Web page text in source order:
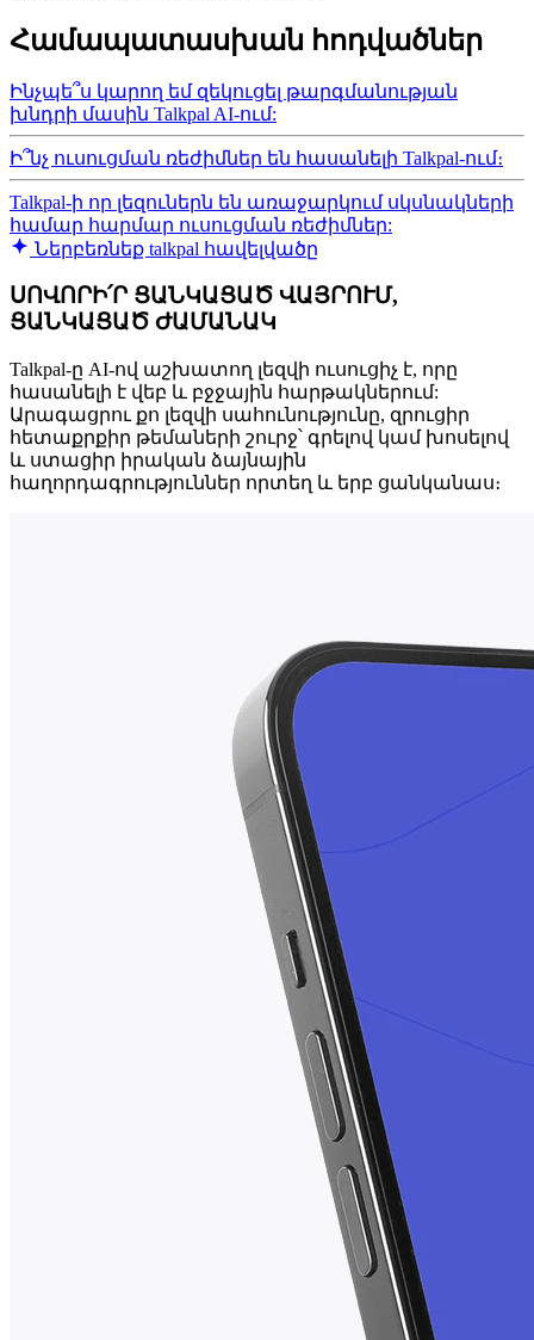
Համապատասխան հոդվածներ
Ինչպե՞ս կարող եմ զեկուցել թարգմանության
խնդրի մասին Talkpal AI-ում:
Ի՞նչ ուսուցման ռեժիմներ են հասանելի Talkpal-ում։
Talkpal-ի որ լեզուներն են առաջարկում սկսնակների
համար հարմար ուսուցման ռեժիմներ:
Ներբեռնեք talkpal հավելվածը
ՍՈՎՈՐԻ՛Ր ՑԱՆԿԱՑԱԾ ՎԱՅՐՈՒՄ,
ՑԱՆԿԱՑԱԾ ԺԱՄԱՆԱԿ
Talkpal-ը AI-ով աշխատող լեզվի ուսուցիչ է, որը
հասանելի է վեբ և բջջային հարթակներում:
Արագացրու քո լեզվի սահունությունը, զրուցիր
հետաքրքիր թեմաների շուրջ՝ գրելով կամ խոսելով
և ստացիր իրական ձայնային
հաղորդագրություններ որտեղ և երբ ցանկանաս։